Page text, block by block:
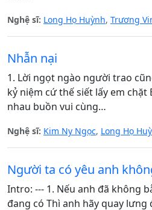
Nghệ sĩ: Long Họ Huỳnh, Trương
Nhẫn nại
1. Lời ngọt ngào người trao
kỷ niệm cứ thế siết lấy em chặt
nhau buồn vui cùng…
Nghệ sĩ: Kim Ny Ngọc, Long Họ
Người ta có yêu anh
Intro: --- 1. Nếu anh đã không
đang có Thì anh hãy quay